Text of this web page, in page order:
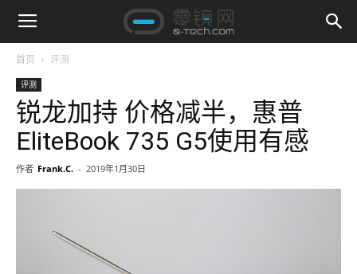
首页 评测
评测
锐龙加持 价格减半，惠普
EliteBook 735 G5使用有感
作者 Frank.C. - 2019年1月30日